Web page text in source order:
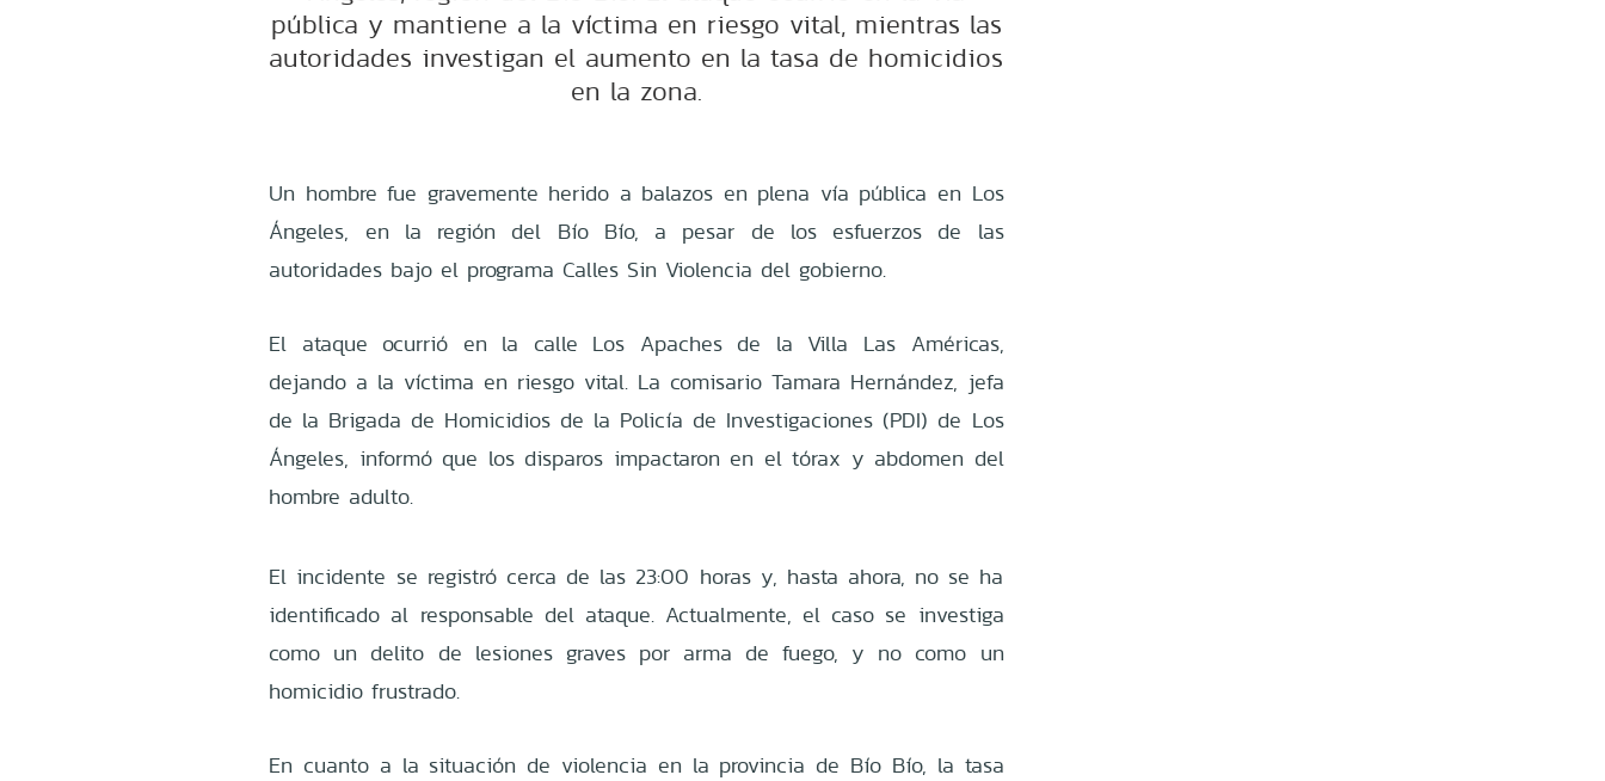
pública y mantiene a la víctima en riesgo vital, mientras las
autoridades investigan el aumento en la tasa de homicidios
en la zona.
Un hombre fue gravemente herido a balazos en plena vía pública en Los
Ángeles, en la región del Bío Bío, a pesar de los esfuerzos de las
autoridades bajo el programa Calles Sin Violencia del gobierno.
El ataque ocurrió en la calle Los Apaches de la Villa Las Américas,
dejando a la víctima en riesgo vital. La comisario Tamara Hernández, jefa
de la Brigada de Homicidios de la Policía de Investigaciones (PDI) de Los
Ángeles, informó que los disparos impactaron en el tórax y abdomen del
hombre adulto.
El incidente se registró cerca de las 23:00 horas y, hasta ahora, no se ha
identificado al responsable del ataque. Actualmente, el caso se investiga
como un delito de lesiones graves por arma de fuego, y no como un
homicidio frustrado.
En cuanto a la situación de violencia en la provincia de Bío Bío, la tasa